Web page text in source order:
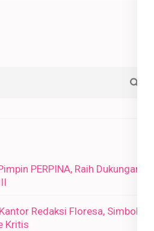
PERPINA, Raih Dukungan
Redaksi Floresa, Simbol
Kritis